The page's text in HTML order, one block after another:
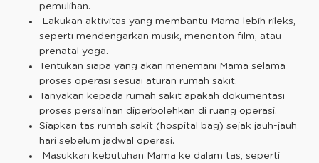
pemulihan.
Lakukan aktivitas yang membantu Mama lebih rileks,
seperti mendengarkan musik, menonton film, atau
prenatal yoga.
Tentukan siapa yang akan menemani Mama selama
proses operasi sesuai aturan rumah sakit.
Tanyakan kepada rumah sakit apakah dokumentasi
proses persalinan diperbolehkan di ruang operasi.
Siapkan tas rumah sakit (hospital bag) sejak jauh-jauh
hari sebelum jadwal operasi.
Masukkan kebutuhan Mama ke dalam tas, seperti